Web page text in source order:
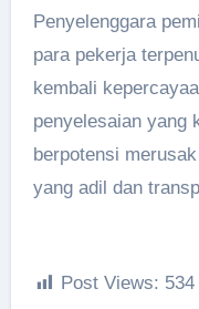
Penyelenggara
para pekerja
kembali
penyelesaian yang
berpotensi
yang adil dan
Post Views: 534